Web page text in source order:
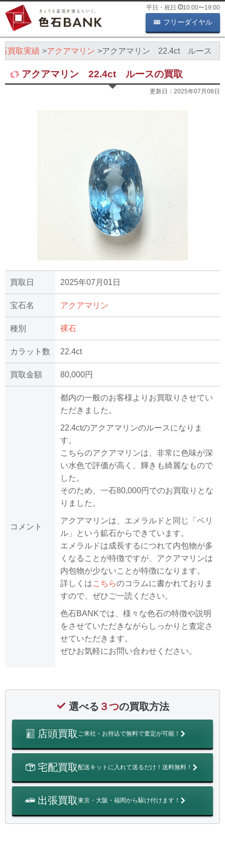
平日・祝日 10:00〜19:00
フリーダイヤル
買取実績 アクアマリン アクアマリン 22.4ct ルース
アクアマリン 22.4ct ルースの買取
更新日： 2025年07月08日
買取日 2025年07月01日
宝石名 アクアマリン
種別 裸石
カラット数 22.4ct
買取金額 80,000円
コメント
都内の一般のお客様よりお買取りさせてい
ただきました。
22.4ctのアクアマリンのルースになりま
す。
こちらのアクアマリンは、非常に色味が深
い水色で評価が高く、輝きも綺麗なもので
した。
そのため、一石80,000円でのお買取りとな
りました。
アクアマリンは、エメラルドと同じ「ベリ
ル」という鉱石からできています。
エメラルドは成長するにつれて内包物が多
くなることが特徴ですが、アクアマリンは
内包物が少ないことが特徴になります。
詳しくはこちらのコラムに書かれておりま
すので、ぜひご一読ください。
色石BANKでは、様々な色石の特徴や説明
をさせていただきながらしっかりと査定さ
せていただきます。
ぜひお気軽にお問い合わせください。
選べる ３つの買取方法
店頭買取 ご来社・お持込で無料で査定が可能！
宅配買取配送キットに入れて送るだけ！送料無料！
出張買取東京・大阪・福岡から駆け付けます！